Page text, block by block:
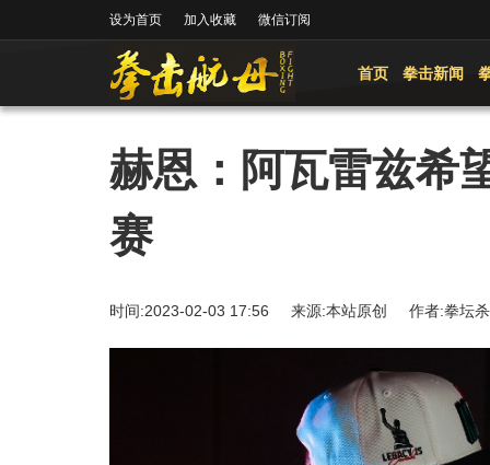
设为首页 加入收藏 微信订阅
首页 拳击新闻
赫恩：阿瓦雷兹希
赛
时间:2023-02-03 17:56 来源:本站原创 作者:拳